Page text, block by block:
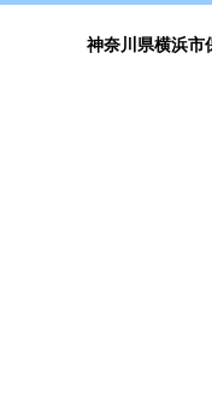
神奈川県横浜市